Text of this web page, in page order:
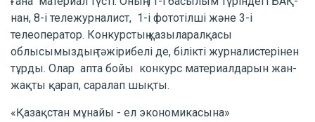
нан, 8-і тележурналист, 1-і фототілші және 3-і
телеоператор. Конкурстың қазыларалқасы
облысымыздың тәжірибелі де, білікті журналистерінен
тұрды. Олар апта бойы конкурс материалдарын жан-
жақты қарап, саралап шықты.
«Қазақстан мұнайы - ел экономикасына»